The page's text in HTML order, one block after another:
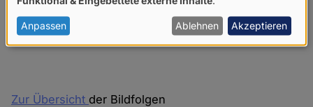
Zur Übersicht der Bildfolgen
von
personenbezogenen
Daten
Cookies
Anpassen Ablehnen Akzeptieren